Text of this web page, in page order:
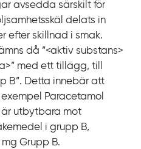
avsedda särskilt för
delats in
efter skillnad i smak.
då ”<aktiv substans>
med ett tillägg, till
B”. Detta innebär att
Paracetamol
är utbytbara mot
i grupp B,
mg Grupp B.